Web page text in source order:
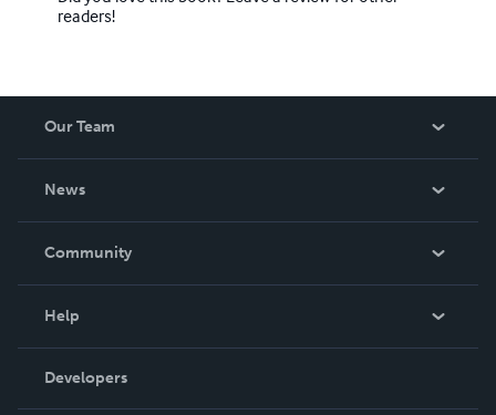
readers!
Our Team
News
In The News
Community
Podcast
Help
Order Lookup
Knowledge Base
Developers